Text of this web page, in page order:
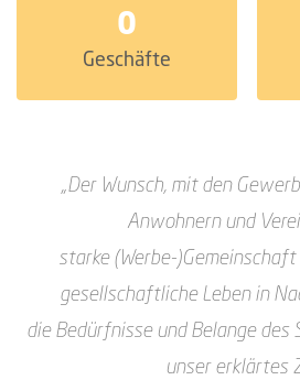
0
Geschäfte
„Der Wunsch, mit den
Anwohnern und
starke(Werbe-
gesellschaftliche Leben in
dieBedürfnisse und Belange
unser erklärtes